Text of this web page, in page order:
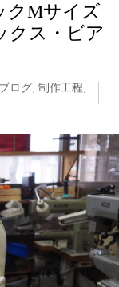
クMサイズ
クス・ビア
ブログ, 制作工程